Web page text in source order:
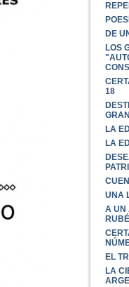
DE
LOS
18
LA
LA
UNA
A UN
EL
LA